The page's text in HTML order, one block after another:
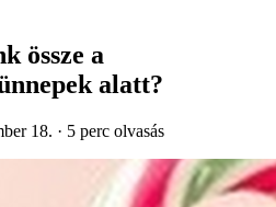
össze a
alatt?
18. · 5 perc olvasás